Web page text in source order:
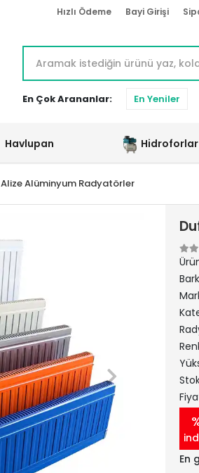
Hızlı Ödeme Bayi Girişi
En Çok Arananlar: En Yeniler
Havlupan Hidroforlar
Alize Alüminyum Radyatörler
En